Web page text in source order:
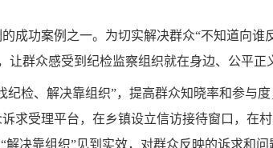
成功案例之一。为切实解决群众“不知道向谁
群众感受到纪检监察组织就在身边、公平正
检、解决靠组织”，提高群众知晓率和参与
求受理平台，在乡镇设立信访接待窗口，在
决靠组织”见到实效，对群众反映的诉求和